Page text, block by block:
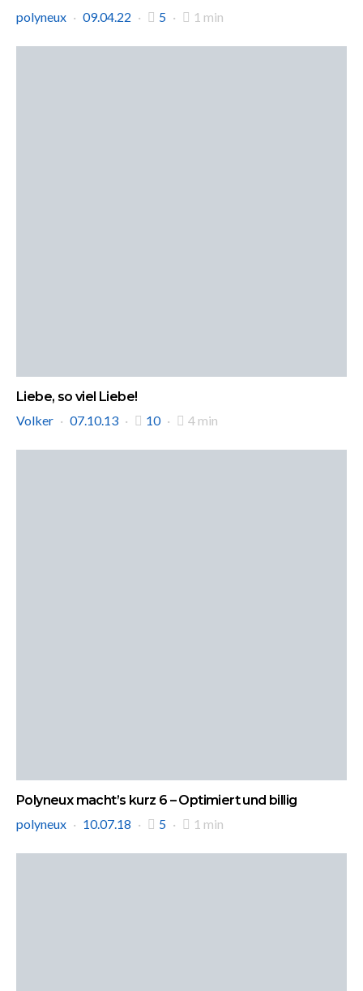
polyneux
09.04.22 5 1 min
Liebe, so viel Liebe!
Volker
07.10.13 10 4 min
Polyneux macht’s kurz 6 – Optimiert und billig
polyneux
10.07.18 5 1 min